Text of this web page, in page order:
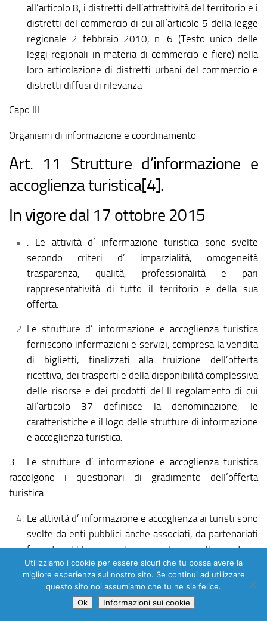
all’articolo 8, i distretti dell’attrattività del territorio e i
distretti del commercio di cui all’articolo 5 della legge
regionale 2 febbraio 2010, n. 6 (Testo unico delle
leggi regionali in materia di commercio e fiere) nella
loro articolazione di distretti urbani del commercio e
distretti diffusi di rilevanza
Capo III
Organismi di informazione e coordinamento
Art. 11 Strutture d’informazione e
accoglienza turistica[4].
In vigore dal 17 ottobre 2015
. Le attività d’ informazione turistica sono svolte
secondo criteri d’ imparzialità, omogeneità
trasparenza, qualità, professionalità e pari
rappresentatività di tutto il territorio e della sua
offerta.
Le strutture d’ informazione e accoglienza turistica
forniscono informazioni e servizi, compresa la vendita
di biglietti, finalizzati alla fruizione dell’offerta
ricettiva, dei trasporti e della disponibilità complessiva
delle risorse e dei prodotti del Il regolamento di cui
all’articolo 37 definisce la denominazione, le
caratteristiche e il logo delle strutture di informazione
e accoglienza turistica.
3 . Le strutture d’ informazione e accoglienza turistica
raccolgono i questionari di gradimento dell’offerta
turistica.
Le attività d’ informazione e accoglienza ai turisti sono
svolte da enti pubblici anche associati, da partenariati
fra enti pubblici e privati oppure da soggetti privati, ivi
comprese le agenzie di viaggio, nel rispetto dei criteri
di cui al comma 5.
Con deliberazione di Giunta regionale, sentita la
commissione competente, vengono stabiliti i criteri
Utilizziamo i cookie per essere sicuri che tu possa avere la
migliore esperienza sul nostro sito. Se continui ad utilizzare
questo sito noi assumiamo che tu ne sia felice.
Ok
Informazioni sui cookie